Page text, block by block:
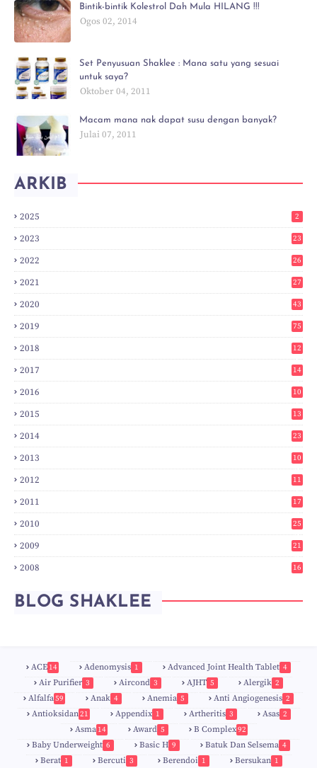
Bintik-bintik Kolestrol Dah Mula HILANG !!!
Ogos 02, 2014
Set Penyusuan Shaklee : Mana satu yang sesuai
untuk saya?
Oktober 04, 2011
Macam mana nak dapat susu dengan banyak?
Julai 07, 2011
ARKIB
2025 2
2023 23
2022 26
2021 27
2020 43
2019 75
2018
12
8
2017
14
2016
10
3
2015
13
7
2014
23
2
2013
10
0
2012
11
3
2011
17
2010
25
0
2009
21
2008
16
BLOG SHAKLEE
ACE 14 Adenomysis 1 Advanced Joint Health Tablet 4
Air Purifier 3 Aircond 3 AJHT 5 Alergik 2
Alfalfa59 Anak 4 Anemia 5 Anti Angiogenesis 2
Antioksidan21 Appendix 1 Artheritis 3 Asas 2
Asma 14 Award 5 B Complex92
Baby Underweight 6 Basic H 9 Batuk Dan Selsema 4
Berat 1 Bercuti 3 Berendoi 1 Bersukan 1